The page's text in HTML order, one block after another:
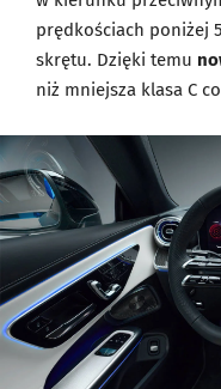
prędkościach poniżej
skrętu. Dzięki temu
niż mniejsza klasa C